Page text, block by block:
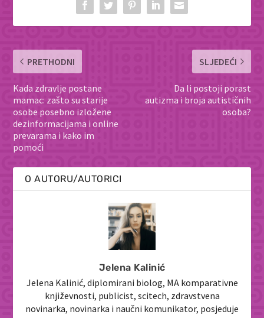
PRETHODNI
Kada zdravlje postane
mamac: zašto su starije
osobe posebno izložene
dezinformacijama i online
prevarama i kako im
pomoći
SLJEDEĆI
Da li postoji porast
autizma i broja autističnih
osoba?
O AUTORU/AUTORICI
Jelena Kalinić
Jelena Kalinić, diplomirani biolog, MA komparativne
književnosti, publicist, scitech, zdravstvena
novinarka, novinarka i naučni komunikator, posjeduje